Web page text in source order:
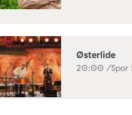
Østerlide
20:00 /Spor